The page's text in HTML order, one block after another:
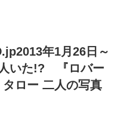
年1月26日～
いた!? 『ロバー
タロー 二人の写真